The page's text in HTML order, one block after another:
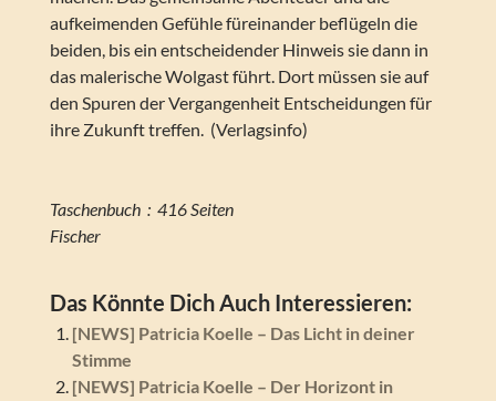
aufkeimenden Gefühle füreinander beflügeln die
beiden, bis ein entscheidender Hinweis sie dann in
das malerische Wolgast führt. Dort müssen sie auf
den Spuren der Vergangenheit Entscheidungen für
ihre Zukunft treffen. (Verlagsinfo)
Taschenbuch ‏ : ‎ 416 Seiten
Fischer
Das Könnte Dich Auch Interessieren:
[NEWS] Patricia Koelle – Das Licht in deiner
Stimme
[NEWS] Patricia Koelle – Der Horizont in